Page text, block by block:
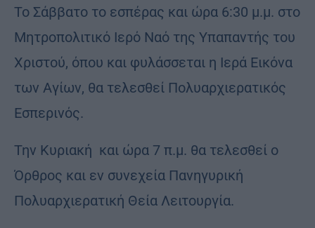
Το Σάββατο το εσπέρας και ώρα 6:30 μ.μ. στο
Μητροπολιτικό Ιερό Ναό της Υπαπαντής του
Χριστού, όπου και φυλάσσεται η Ιερά Εικόνα
των Αγίων, θα τελεσθεί Πολυαρχιερατικός
Εσπερινός.
Την Κυριακή και ώρα 7 π.μ. θα τελεσθεί ο
Όρθρος και εν συνεχεία Πανηγυρική
Πολυαρχιερατική Θεία Λειτουργία.